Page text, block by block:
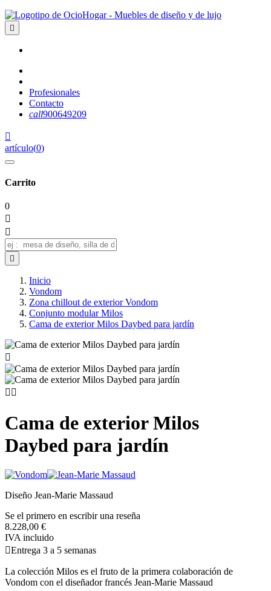

Profesionales
Contacto
call900649209

artículo(0)
Carrito
0



Inicio
Vondom
Zona chillout de exterior Vondom
Conjunto modular Milos
Cama de exterior Milos Daybed para jardín

 
Cama de exterior Milos
Daybed para jardín
Diseño Jean-Marie Massaud
Se el primero en escribir una reseña
8.228,00 €
IVA incluido
Entrega 3 a 5 semanas
La colección Milos es el fruto de la primera colaboración de
Vondom con el diseñador francés Jean-Marie Massaud